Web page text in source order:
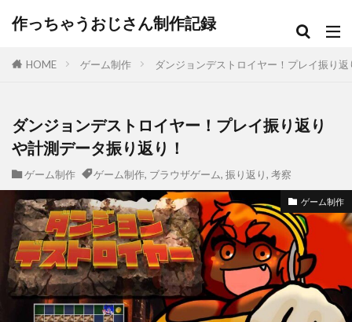
作っちゃうおじさん制作記録
HOME ゲーム制作 ダンジョンデストロイヤー！プレイ振り
ダンジョンデストロイヤー！プレイ振り返り
や計測データ振り返り！
ゲーム制作 ゲーム制作, ブラウザゲーム, 振り返り, 考察
ゲーム制作